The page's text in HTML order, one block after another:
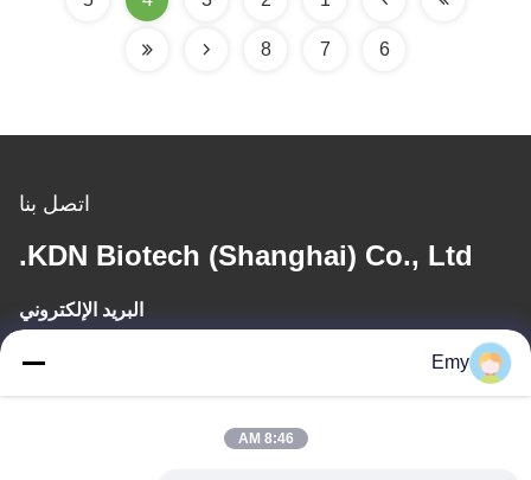
6
7
8
اتصل بنا
KDN Biotech (Shanghai) Co., Ltd.
البريد الإلكتروني
panxy@vlandgroup.com
Emy
8:46 AM